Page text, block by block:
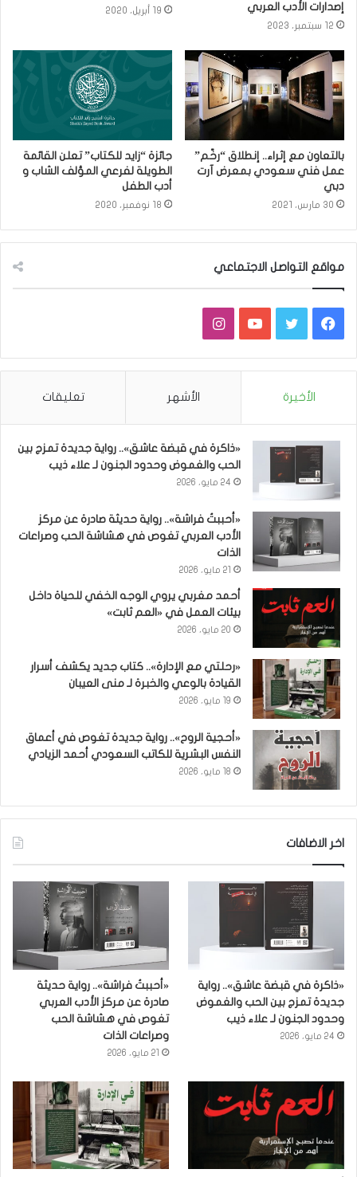
إصدارات الأدب العربي
12 سبتمبر، 2023
19 أبريل، 2020
بالتعاون مع إثراء.. إنطلاق “رخّم”
عمل فني سعودي بمعرض آرت
دبي
30 مارس، 2021
جائزة “زايد للكتاب” تعلن القائمة
الطويلة لفرعي المؤلف الشاب و
أدب الطفل
18 نوفمبر، 2020
مواقع التواصل الاجتماعي
فيسبوكتويتر يوتيوبانستقرام
الأخيرة الأشهر تعليقات
«ذاكرة في قبضة عاشق».. رواية جديدة تمزج بين
الحب والغموض وحدود الجنون لـ علاء ذيب
24 مايو، 2026
«أحببتُ فراشة».. رواية حديثة صادرة عن مركز
الأدب العربي تغوص في هشاشة الحب وصراعات
الذات
21 مايو، 2026
أحمد مغربي يروي الوجه الخفي للحياة داخل
بيئات العمل في «العم ثابت»
20 مايو، 2026
«رحلتي مع الإدارة».. كتاب جديد يكشف أسرار
القيادة بالوعي والخبرة لـ منى العيبان
19 مايو، 2026
«أحجية الروح».. رواية جديدة تغوص في أعماق
النفس البشرية للكاتب السعودي أحمد الزيادي
18 مايو، 2026
اخر الاضافات
«ذاكرة في قبضة عاشق».. رواية
جديدة تمزج بين الحب والغموض
وحدود الجنون لـ علاء ذيب
24 مايو، 2026
«أحببتُ فراشة».. رواية حديثة
صادرة عن مركز الأدب العربي
تغوص في هشاشة الحب
وصراعات الذات
21 مايو، 2026